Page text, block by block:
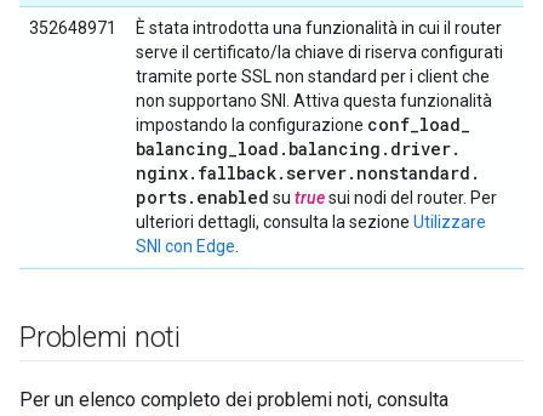
352648971
È stata introdotta una funzionalità in cui il router
serve il certificato/la chiave di riserva configurati
tramite porte SSL non standard per i client che
non supportano SNI. Attiva questa funzionalità
impostando la configurazione conf_load_
balancing_load . balancing . driver.
nginx. fallback.server. nonstandard .
ports. enabled su truesui nodi del router. Per
ulteriori dettagli, consulta la sezione Utilizzare
SNI con Edge
Problemi noti
Per un elenco completo dei problemi noti, consulta